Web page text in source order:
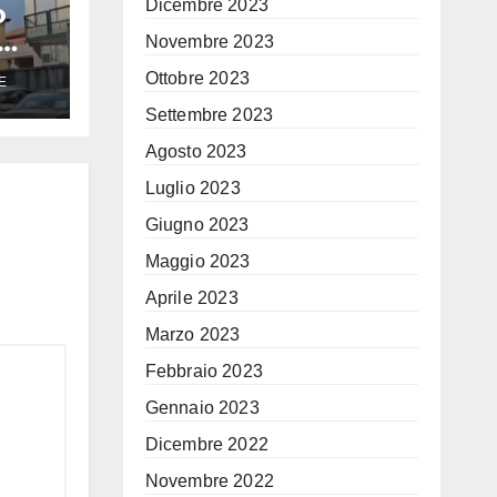
Dicembre 2023
Novembre 2023
Ottobre 2023
Settembre 2023
Agosto 2023
Luglio 2023
Giugno 2023
Maggio 2023
Aprile 2023
Marzo 2023
Febbraio 2023
Gennaio 2023
Dicembre 2022
Novembre 2022